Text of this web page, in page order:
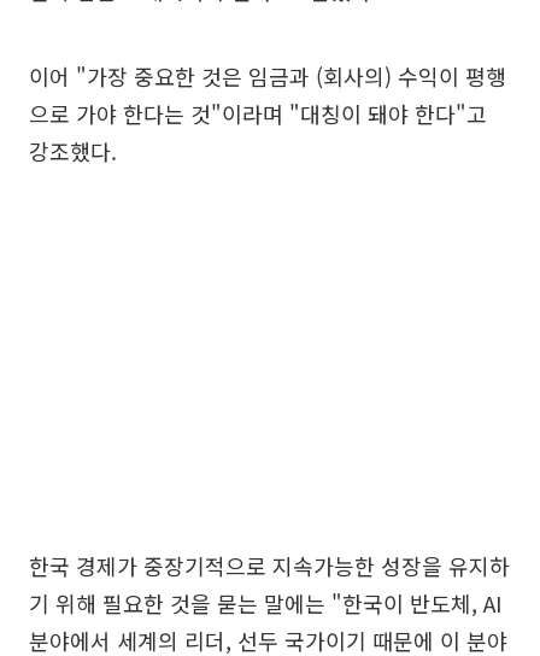
이어 "가장 중요한 것은 임금과 (회사의) 수익이 평행
으로 가야 한다는 것"이라며 "대칭이 돼야 한다"고
강조했다.
한국 경제가 중장기적으로 지속가능한 성장을 유지하
기 위해 필요한 것을 묻는 말에는 "한국이 반도체, AI
분야에서 세계의 리더, 선두 국가이기 때문에 이 분야